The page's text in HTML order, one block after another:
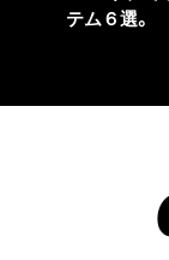
テム６選。